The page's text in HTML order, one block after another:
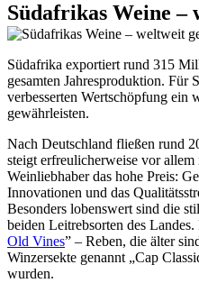
Südafrikas Weine –
Südafrika exportiert rund 315
gesamten Jahresproduktion. Für
verbesserten Wertschöpfung ein
gewährleisten.
Nach Deutschland fließen rund
steigt erfreulicherweise vor
Weinliebhaber das hohe Preis:
Innovationen und das
Besonders lobenswert sind die
beiden Leitrebsorten des
Old Vines” – Reben, die älter
Winzersekte genannt „Cap
wurden.